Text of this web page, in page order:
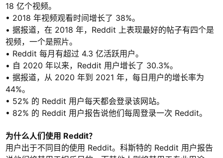
18 亿个视频。
• 2018 年视频观看时间增长了 38%。
• 据报道，在 2018 年，Reddit 上表现最好的帖子有四个是
视频，一个是照片。
• Reddit 每月有超过 4.3 亿活跃用户。
• 自 2020 年以来，Reddit 用户增长了 30.3%。
• 据报道，从 2020 年到 2021 年，每日用户的增长率为
44%。
• 52% 的 Reddit 用户每天都会登录该网站。
• 82% 的 Reddit 用户报告说他们每周登录一次 Reddit。
为什么人们使用 Reddit？
用户出于不同目的使用 Reddit。科斯特的 Reddit 用户报告